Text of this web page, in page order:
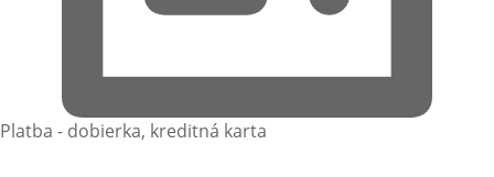
Platba - dobierka, kreditná karta